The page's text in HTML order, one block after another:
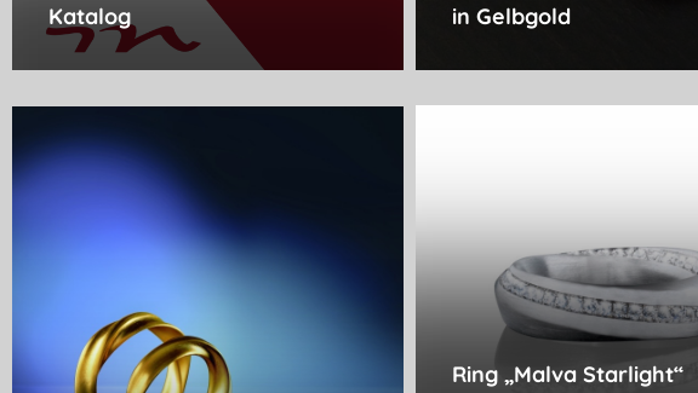
Katalog
in Gelbgold
Ring „Malva Starlight“